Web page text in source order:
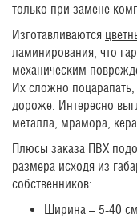
только при замене
Изготавливаются
ламинирования, что
механическим
Их сложно
дороже. Интересно
металла, мрамора,
Плюсы заказа ПВХ
размера исходя из
собственников:
Ширина – 5-40 см.